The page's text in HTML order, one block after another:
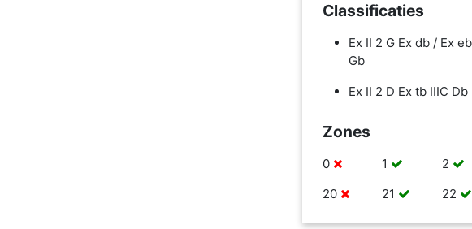
Classificaties
Ex II 2 G Ex db / Ex
Gb
Ex II 2 D Ex tb IIIC Db
Zones
0 1
2
20
21 22